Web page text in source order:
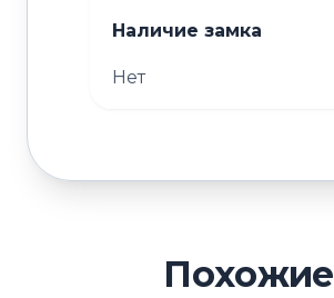
Наличие замка
Нет
Похожие